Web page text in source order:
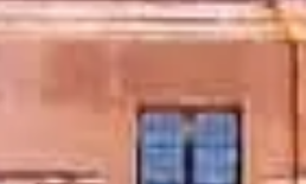
gặp
cho chuyến thăm mượt mà.